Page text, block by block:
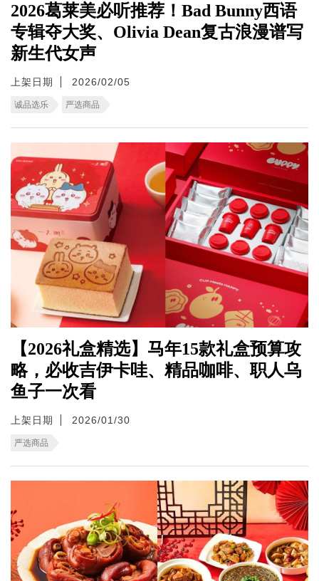
2026葛莱美必听推荐！Bad Bunny西语
专辑夺大奖、Olivia Dean复古浪漫谱写
新生代女声
上架日期 2026/02/05
诚品选乐 严选商品
【2026礼盒精选】马年15款礼盒预算攻
略，必收吉伊卡哇、精品咖啡、职人乌
鱼子一次看
上架日期 2026/01/30
严选商品